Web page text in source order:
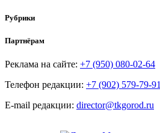
Рубрики
Партнёрам
Реклама на сайте: +7 (950) 080-02-64
Телефон редакции: +7 (902) 579-79-91
E-mail редакции: director@tkgorod.ru